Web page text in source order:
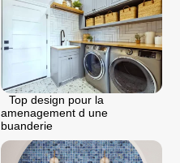
Top design pour la
amenagement d une
buanderie